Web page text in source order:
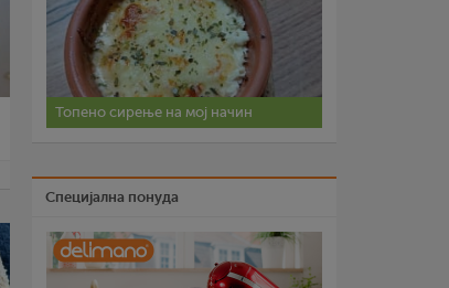
Топено сирење на мој начин
Специјална понуда